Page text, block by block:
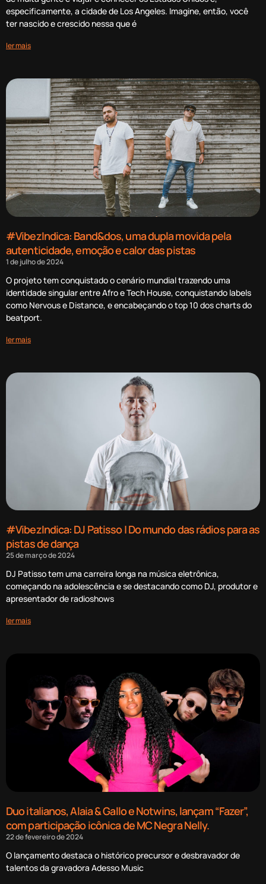
especificamente, a cidade de Los Angeles. Imagine, então, você
ter nascido e crescido nessa que é
ler mais
#VibezIndica: Band&dos, uma dupla movida pela
autenticidade, emoção e calor das pistas
1 de julho de 2024
O projeto tem conquistado o cenário mundial trazendo uma
identidade singular entre Afro e Tech House, conquistando labels
como Nervous e Distance, e encabeçando o top 10 dos charts do
beatport.
ler mais
#VibezIndica: DJ Patisso | Do mundo das rádios para as
pistas de dança
25 de março de 2024
DJ Patisso tem uma carreira longa na música eletrônica,
começando na adolescência e se destacando como DJ, produtor e
apresentador de radioshows
ler mais
Duo italianos, Alaia & Gallo e Notwins, lançam “Fazer”,
com participação icônica de MC Negra Nelly.
22 de fevereiro de 2024
O lançamento destaca o histórico precursor e desbravador de
talentos da gravadora Adesso Music